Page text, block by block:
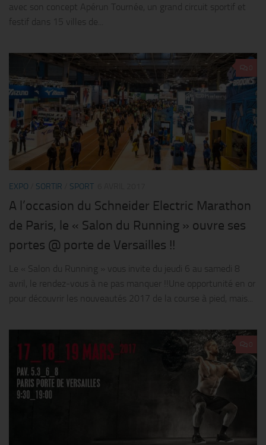
avec son concept Apérun Tournée, un grand circuit sportif et
festif dans 15 villes de...
EXPO SORTIR SPORT
A l’occasion du Schneider Electric Marathon
de Paris, le « Salon du Running » ouvre ses
portes @ porte de Versailles !!
Le « Salon du Running » vous invite du jeudi 6 au samedi 8
avril, le rendez-vous à ne pas manquer !!Une opportunité en or
pour découvrir les nouveautés 2017 de la course à pied, mais...